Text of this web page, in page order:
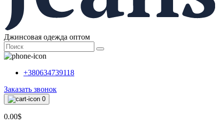
Джинсовая одежда оптом
+380634739118
Заказать звонок
0
0.00$